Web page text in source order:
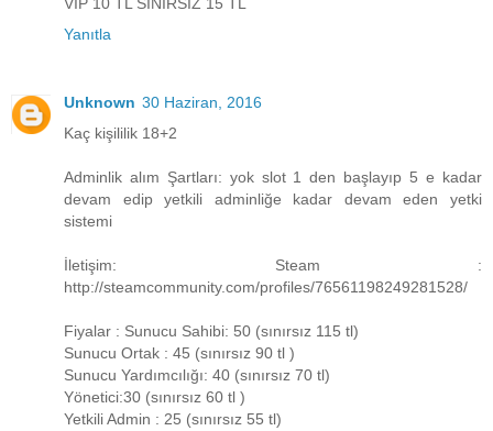
VİP 10 TL SINIRSIZ 15 TL
Yanıtla
Unknown 30 Haziran, 2016
Kaç kişililik 18+2
Adminlik alım Şartları: yok slot 1 den başlayıp 5 e kadar
devam edip yetkili adminliğe kadar devam eden yetki
sistemi
İletişim: Steam :
http://steamcommunity.com/profiles/76561198249281528/
Fiyalar : Sunucu Sahibi: 50 (sınırsız 115 tl)
Sunucu Ortak : 45 (sınırsız 90 tl )
Sunucu Yardımcılığı: 40 (sınırsız 70 tl)
Yönetici:30 (sınırsız 60 tl )
Yetkili Admin : 25 (sınırsız 55 tl)